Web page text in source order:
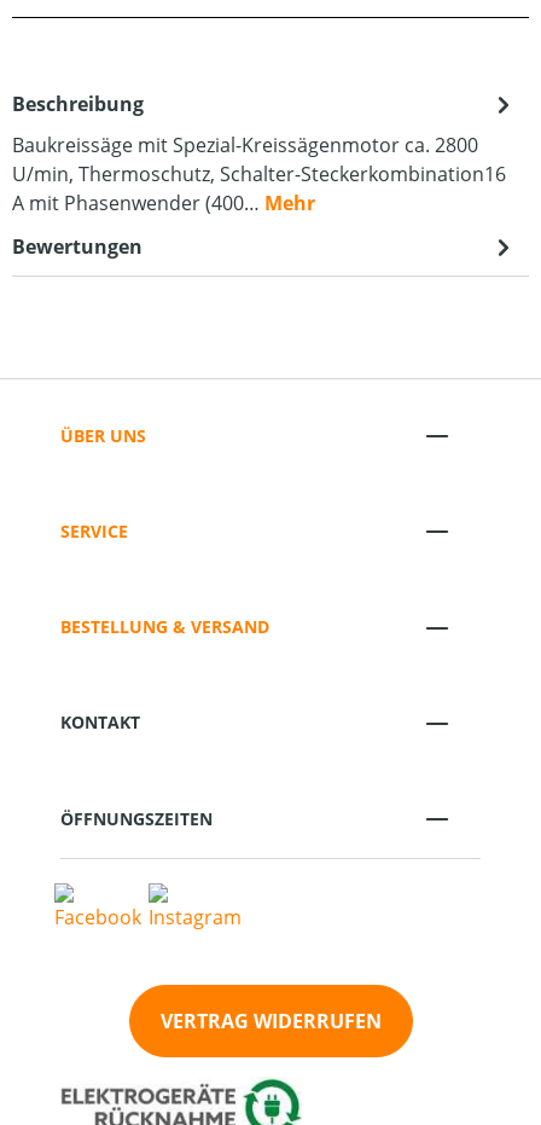
Beschreibung
Baukreissäge mit Spezial-Kreissägenmotor ca. 2800
U/min, Thermoschutz, Schalter-Steckerkombination16
A mit Phasenwender (400… Mehr
Bewertungen
ÜBER UNS
SERVICE
BESTELLUNG & VERSAND
KONTAKT
ÖFFNUNGSZEITEN
VERTRAG WIDERRUFEN